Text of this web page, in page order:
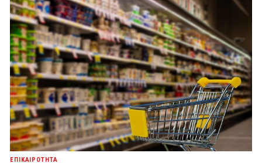
ΕΠΙΚΑΙΡΟΤΗΤΑ